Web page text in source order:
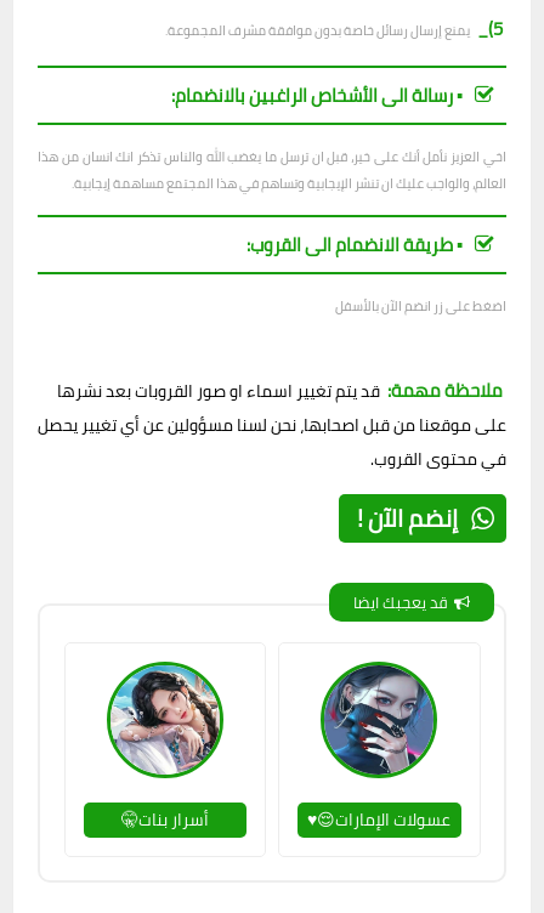
5)_ يمنع إرسال رسائل خاصة بدون موافقة مشرف المجموعة.
▪︎ رسالة الى الأشخاص الراغبين بالانضمام:
اخي العزيز نأمل أنك على خير، قبل ان ترسل ما يغضب الله والناس تذكر انك انسان من هذا
العالم، والواجب عليك ان تنشر الإيجابية وتساهم في هذا المجتمع مساهمة إيجابية.
▪︎ طريقة الانضمام الى القروب:
اضغط على زر انضم الآن بالأسفل
ملاحظة مهمة: قد يتم تغيير اسماء او صور القروبات بعد نشرها
على موقعنا من قبل اصحابها، نحن لسنا مسؤولين عن أي تغيير يحصل
في محتوى القروب.
إنضم الآن !
قد يعجبك ايضا
عسولات الإمارات😌♥ أسرار بنات🤫